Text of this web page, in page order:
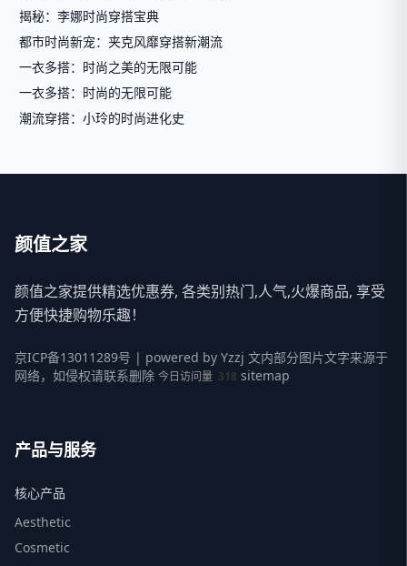
揭秘：李娜时尚穿搭宝典
都市时尚新宠：夹克风靡穿搭新潮流
一衣多搭：时尚之美的无限可能
一衣多搭：时尚的无限可能
潮流穿搭：小玲的时尚进化史
颜值之家
颜值之家提供精选优惠券, 各类别热门,人气,火爆商品, 享受
方便快捷购物乐趣！
京ICP备13011289号 | powered by Yzzj 文内部分图片文字来源于
网络，如侵权请联系删除 今日访问量 318 sitemap
产品与服务
核心产品
Aesthetic
Cosmetic